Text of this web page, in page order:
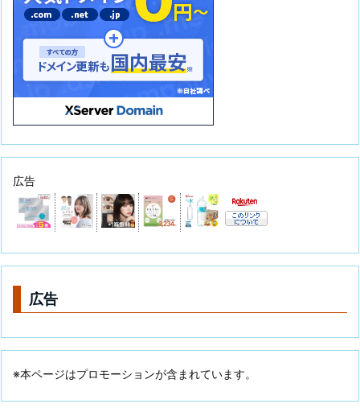
広告
広告
※本ページはプロモーションが含まれています。